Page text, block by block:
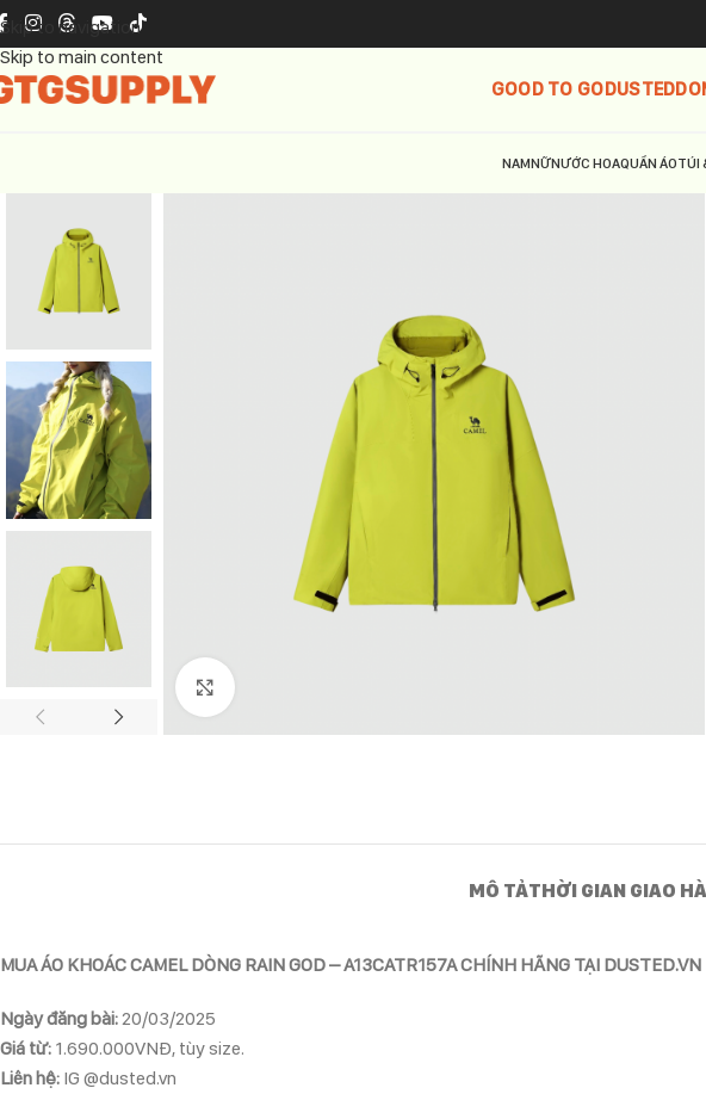
Skip to navigation
Skip to main content
GOOD TO GODUSTED
NAMNỮNƯỚC HOAQUẦN ÁOTÚI
MÔ TẢTHỜI GIAN GIAO
MUA ÁO KHOÁC CAMEL DÒNG RAIN GOD – A13CATR157A CHÍNH HÃNG TẠI DUSTED.VN
Ngày đăng bài: 20/03/2025
Giá từ: 1.690.000VNĐ, tùy size.
Liên hệ: IG @dusted.vn